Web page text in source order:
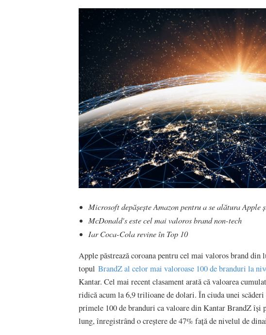
Microsoft depășește Amazon pentru a se alătura
McDonald's este cel mai valoros brand non-tech
Iar Coca-Cola revine în Top 10
Apple păstrează coroana pentru cel mai valoros brand
topul BrandZ al celor mai valoroase 100 de branduri la
Kantar. Cel mai recent clasament arată că valoarea
ridică acum la 6,9 trilioane de dolari. În ciuda unei
primele 100 de branduri ca valoare din Kantar BrandZ își
lung, înregistrând o creștere de 47% față de nivelul de